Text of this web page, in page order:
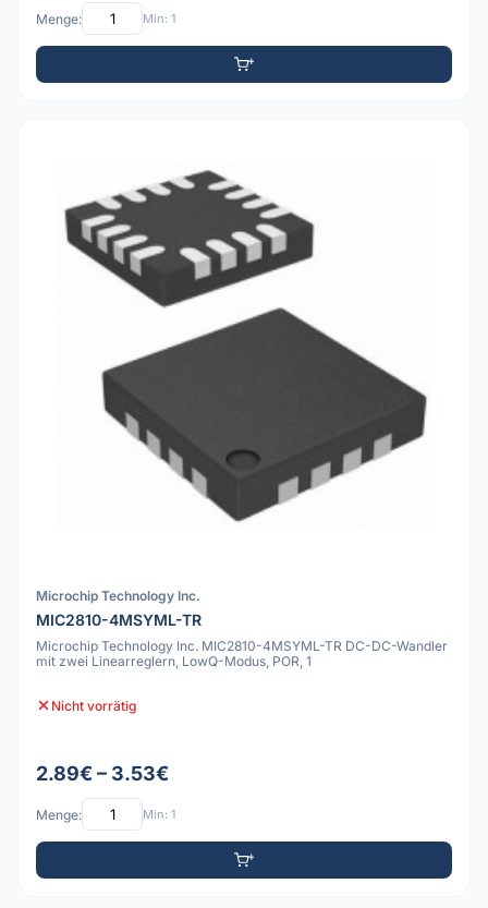
Menge: Min: 1
Microchip Technology Inc.
MIC2810-4MSYML-TR
Microchip Technology Inc. MIC2810-4MSYML-TR DC-DC-Wandler
mit zwei Linearreglern, LowQ-Modus, POR, 1
Nicht vorrätig
2.89€ – 3.53€
Menge: Min: 1